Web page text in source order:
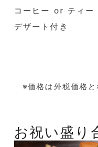
コーヒー or ティー
デザート付き
※価格は外税価格と
お祝い盛り